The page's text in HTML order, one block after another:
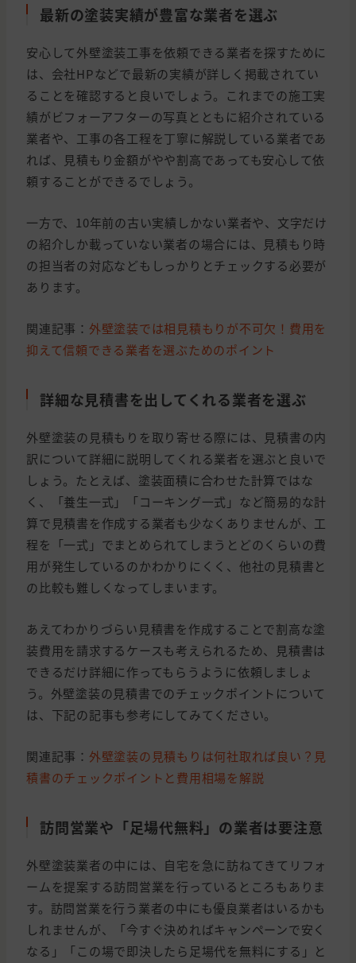
最新の塗装実績が豊富な業者を選ぶ
安心して外壁塗装工事を依頼できる業者を探すために
は、会社HPなどで最新の実績が詳しく掲載されてい
ることを確認すると良いでしょう。これまでの施工実
績がビフォーアフターの写真とともに紹介されている
業者や、工事の各工程を丁寧に解説している業者であ
れば、見積もり金額がやや割高であっても安心して依
頼することができるでしょう。
一方で、10年前の古い実績しかない業者や、文字だけ
の紹介しか載っていない業者の場合には、見積もり時
の担当者の対応などもしっかりとチェックする必要が
あります。
関連記事： 外壁塗装では相見積もりが不可欠！費用を
抑えて信頼できる業者を選ぶためのポイント
詳細な見積書を出してくれる業者を選ぶ
外壁塗装の見積もりを取り寄せる際には、見積書の内
訳について詳細に説明してくれる業者を選ぶと良いで
しょう。たとえば、塗装面積に合わせた計算ではな
く、「養生一式」「コーキング一式」など簡易的な計
算で見積書を作成する業者も少なくありませんが、工
程を「一式」でまとめられてしまうとどのくらいの費
用が発生しているのかわかりにくく、他社の見積書と
の比較も難しくなってしまいます。
あえてわかりづらい見積書を作成することで割高な塗
装費用を請求するケースも考えられるため、見積書は
できるだけ詳細に作ってもらうように依頼しましょ
う。外壁塗装の見積書でのチェックポイントについて
は、下記の記事も参考にしてみてください。
関連記事： 外壁塗装の見積もりは何社取れば良い？見
積書のチェックポイントと費用相場を解説
訪問営業や「足場代無料」の業者は要注意
外壁塗装業者の中には、自宅を急に訪ねてきてリフォ
ームを提案する訪問営業を行っているところもありま
す。訪問営業を行う業者の中にも優良業者はいるかも
しれませんが、「今すぐ決めればキャンペーンで安く
なる」「この場で即決したら足場代を無料にする」と